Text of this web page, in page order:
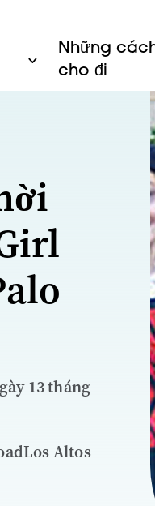
Những
cho đi
13 tháng
Altos